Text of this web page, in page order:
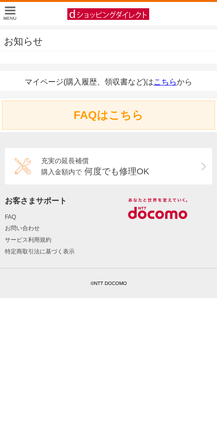
お知らせ
マイページ(購入履歴、領収書など)はこちらから
FAQはこちら
充実の延長補償
購入金額内で 何度でも修理OK
お客さまサポート
FAQ
お問い合わせ
サービス利用規約
特定商取引法に基づく表示
©NTT DOCOMO